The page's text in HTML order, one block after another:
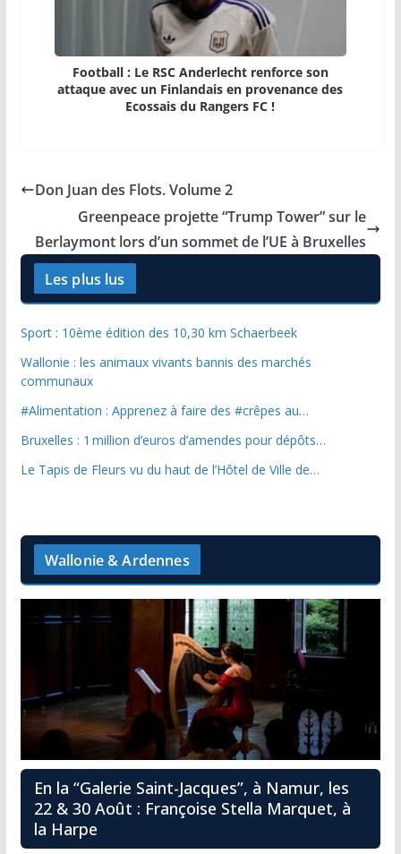
Football : Le RSC Anderlecht renforce son
attaque avec un Finlandais en provenance des
Ecossais du Rangers FC !
Don Juan des Flots. Volume 2
Greenpeace projette “Trump Tower” sur le
Berlaymont lors d’un sommet de l’UE à Bruxelles
Les plus lus
Sport : 10ème édition des 10,30 km Schaerbeek
Wallonie : les animaux vivants bannis des marchés
communaux
#Alimentation : Apprenez à faire des #crêpes au…
Bruxelles : 1 million d’euros d’amendes pour dépôts…
Le Tapis de Fleurs vu du haut de l’Hôtel de Ville de…
Wallonie & Ardennes
En la “Galerie Saint-Jacques”, à Namur, les
22 & 30 Août : Françoise Stella Marquet, à
la Harpe